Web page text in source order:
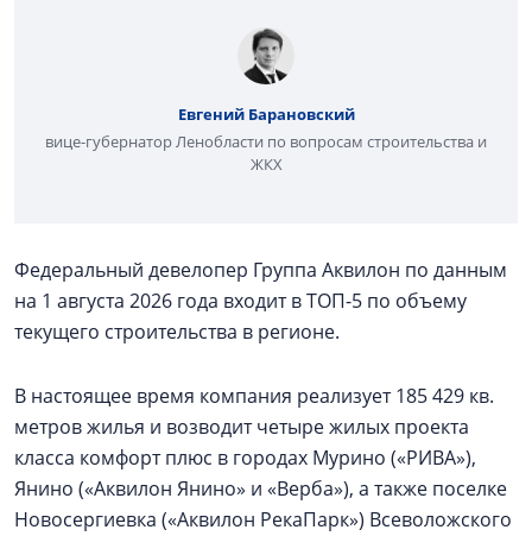
Евгений Барановский
вице-губернатор Ленобласти по вопросам строительства и
ЖКХ
Федеральный девелопер Группа Аквилон по данным
на 1 августа 2026 года входит в ТОП-5 по объему
текущего строительства в регионе.
В настоящее время компания реализует 185 429 кв.
метров жилья и возводит четыре жилых проекта
класса комфорт плюс в городах Мурино («РИВА»),
Янино («Аквилон Янино» и «Верба»), а также поселке
Новосергиевка («Аквилон РекаПарк») Всеволожского